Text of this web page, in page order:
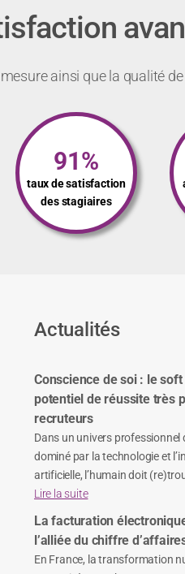
ainsi que la qualité
91%
taux de satisfaction
des stagiaires
Actualités
Conscience de soi : le
potentiel de réussite très
recruteurs
Dans un univers professionnel
dominé par la technologie et
artificielle, l’humain doit
Lire la suite
La facturation
l’alliée du chiffre
En France, la transformation